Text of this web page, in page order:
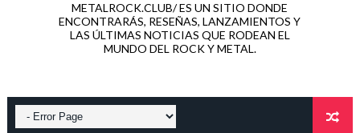
METALROCK.CLUB/ ES UN SITIO DONDE
ENCONTRARÁS, RESEÑAS, LANZAMIENTOS Y
LAS ÚLTIMAS NOTICIAS QUE RODEAN EL
MUNDO DEL ROCK Y METAL.